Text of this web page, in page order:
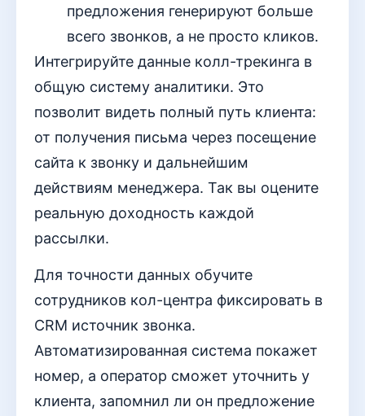
предложения генерируют больше
всего звонков, а не просто кликов.
Интегрируйте данные колл-трекинга в
общую систему аналитики. Это
позволит видеть полный путь клиента:
от получения письма через посещение
сайта к звонку и дальнейшим
действиям менеджера. Так вы оцените
реальную доходность каждой
рассылки.
Для точности данных обучите
сотрудников кол-центра фиксировать в
CRM источник звонка.
Автоматизированная система покажет
номер, а оператор сможет уточнить у
клиента, запомнил ли он предложение